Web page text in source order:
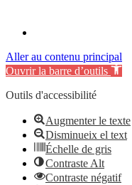
Aller au contenu principal
Ouvrir la barre d’outils
Outils d'accessibilité
Augmenter le texte
Disminueix el text
Échelle de gris
Contraste Alt
Contraste négatif